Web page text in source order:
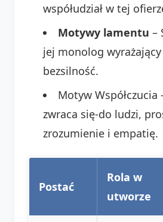
współudział w tej
Motywy lamentu –
jej monolog
bezsilność.
Motyw Współczucia
zwraca się-do ludzi,
zrozumienie i empatię.
Postać
Rola w
utworze